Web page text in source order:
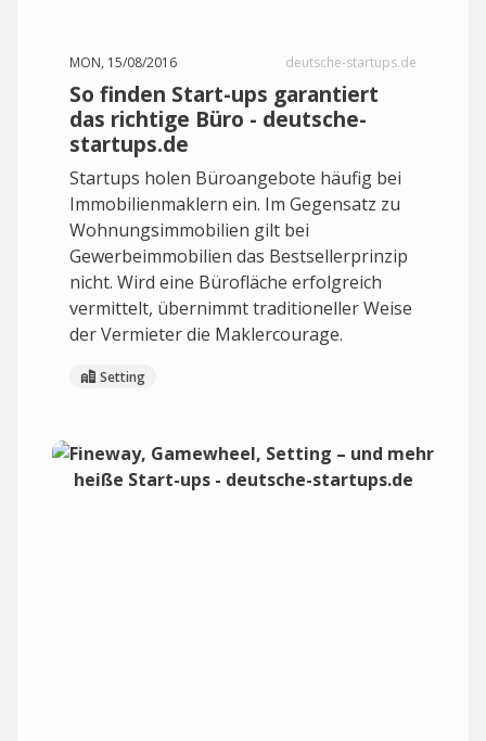
MON, 15/08/2016 deutsche-startups.de
So finden Start-ups garantiert
das richtige Büro - deutsche-
startups.de
Startups holen Büroangebote häufig bei
Immobilienmaklern ein. Im Gegensatz zu
Wohnungsimmobilien gilt bei
Gewerbeimmobilien das Bestsellerprinzip
nicht. Wird eine Bürofläche erfolgreich
vermittelt, übernimmt traditioneller Weise
der Vermieter die Maklercourage.
Setting